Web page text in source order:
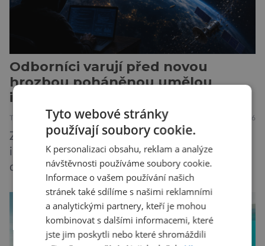
Odborníci varují před novou
hrozbou poháněnou umělou
inteligencí
VESMÍR 19.7.2026
Způsob, jakým způsobem tvůrci umělé
inteligence mění svět ze dne na den, nemá v
dějinách lidstva obdoby. Avšak, zatímco většina
pozornosti se soustředí na chatboty,
generování obrázků nebo automatizaci práce,
bezpečnostní experti upozorňují na mnohem
méně nápadné riziko. Podle některých
Tyto webové stránky
používají soubory cookie.
K personalizaci obsahu, reklam a analýze
návštěvnosti používáme soubory cookie.
Informace o vašem používání našich
stránek také sdílíme s našimi reklamními
a analytickými partnery, kteří je mohou
kombinovat s dalšími informacemi, které
jste jim poskytli nebo které shromáždili